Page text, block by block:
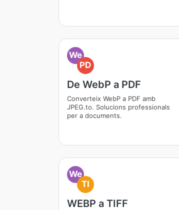
We
PD
De WebP a PDF
Converteix WebP a PDF amb
JPEG.to. Solucions professionals
per a documents.
We
TI
WEBP a TIFF